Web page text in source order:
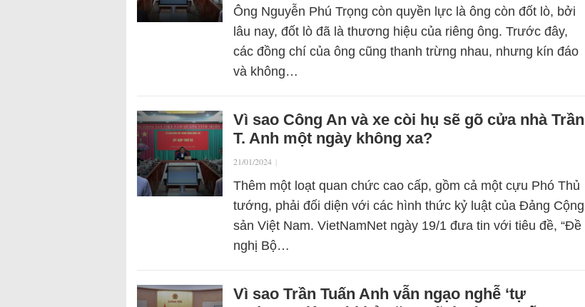
Ông Nguyễn Phú Trọng còn quyền lực là ông còn đốt lò, bởi
lâu nay, đốt lò đã là thương hiệu của riêng ông. Trước đây,
các đồng chí của ông cũng thanh trừng nhau, nhưng kín đáo
và không…
Vì sao Công An và xe còi hụ sẽ gõ cửa nhà Trần
T. Anh một ngày không xa?
21/01/2024 |
Thêm một loạt quan chức cao cấp, gồm cả một cựu Phó Thủ
tướng, phải đối diện với các hình thức kỷ luật của Đảng Cộng
sản Việt Nam. VietNamNet ngày 19/1 đưa tin với tiêu đề, “Đề
nghị Bộ…
Vì sao Trần Tuấn Anh vẫn ngạo nghễ ‘tự